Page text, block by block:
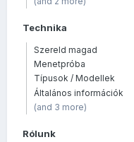
Technika
Szereld magad
Menetpróba
Típusok / Modellek
Általános információk
(and 3 more)
Rólunk